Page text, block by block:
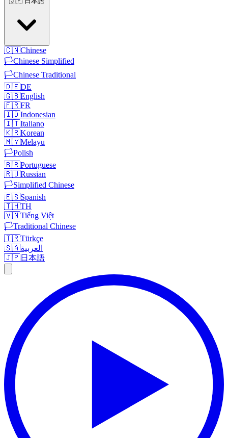
🇨🇳Chinese
🏳️Chinese Simplified
🏳️Chinese Traditional
🇩🇪DE
🇬🇧English
🇫🇷FR
🇮🇩Indonesian
🇮🇹Italiano
🇰🇷Korean
🇲🇾Melayu
🏳️Polish
🇧🇷Portuguese
🇷🇺Russian
🏳️Simplified Chinese
🇪🇸Spanish
🇹🇭TH
🇻🇳Tiếng Việt
🏳️Traditional Chinese
🇹🇷Türkçe
🇸🇦العربية
🇯🇵日本語